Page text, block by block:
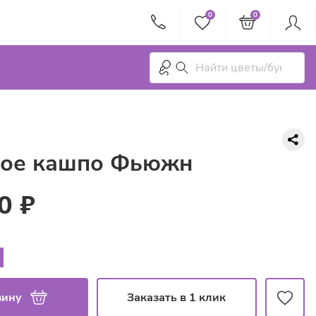
0 0
кашпо Фьюжн
₽
Заказать в 1 клик